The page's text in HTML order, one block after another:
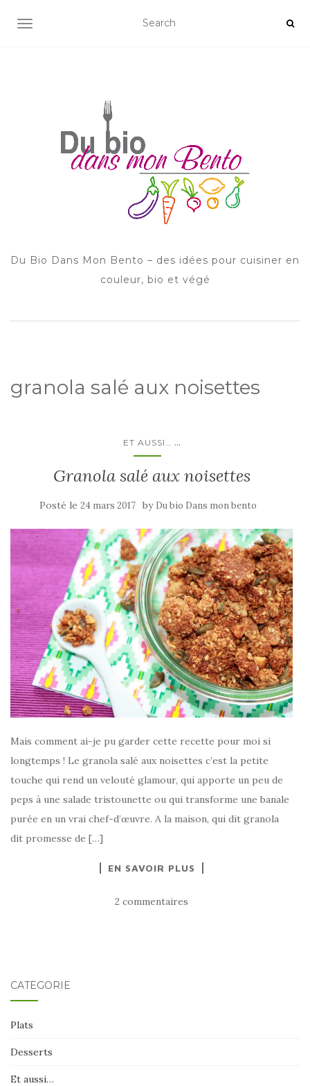
AFFICHER/MASQUER LA NAVIGATION
Du Bio Dans Mon Bento – des idées pour cuisiner en
couleur, bio et végé
granola salé aux noisettes
ET AUSSI… ...
Granola salé aux noisettes
Posté le 24 mars 2017 by Du bio Dans mon bento
Mais comment ai-je pu garder cette recette pour moi si
longtemps ! Le granola salé aux noisettes c’est la petite
touche qui rend un velouté glamour, qui apporte un peu de
peps à une salade tristounette ou qui transforme une banale
purée en un vrai chef-d’œuvre. A la maison, qui dit granola
dit promesse de […]
EN SAVOIR PLUS
2 commentaires
CATÉGORIE
Plats
Desserts
Et aussi…